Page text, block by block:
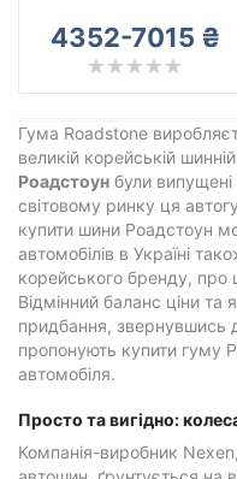
4352-7015 ₴
Гума Roadstone
великій корейській
Роадстоун були
світовому ринку ця
купити шини Роадстоун
автомобілів в Україні
корейського бренду, про
Відмінний баланс ціни та
придбання, звернувшись
пропонують купити гуму
автомобіля.
Просто та вигідно:
Компанія-виробник